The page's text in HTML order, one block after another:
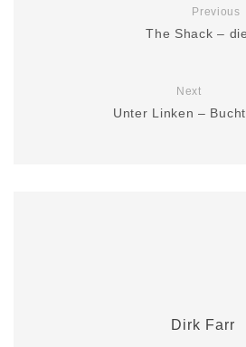
Previous
The Shack –
Next
Unter Linken –
Dirk Farr